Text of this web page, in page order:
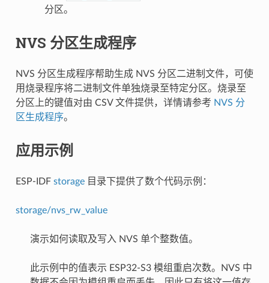
分区。
NVS 分区生成程序
NVS 分区生成程序帮助生成 NVS 分区二进制文件，可使
用烧录程序将二进制文件单独烧录至特定分区。烧录至
分区上的键值对由 CSV 文件提供，详情请参考 NVS 分
区生成程序。
应用示例
ESP-IDF storage目录下提供了数个代码示例：
storage/nvs_rw_value
演示如何读取及写入 NVS 单个整数值。
此示例中的值表示 ESP32-S3 模组重启次数。NVS 中